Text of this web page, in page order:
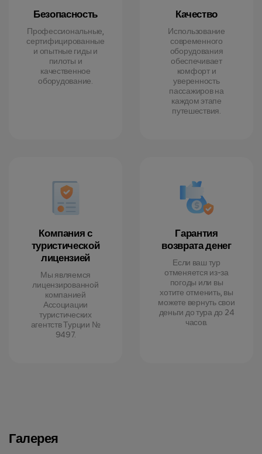
Безопасность
Профессиональные,
сертифицированные
и опытные гиды и
пилоты и
качественное
оборудование.
Качество
Использование
современного
оборудования
обеспечивает
комфорт и
уверенность
пассажиров на
каждом этапе
путешествия.
Компания с
туристической
лицензией
Мы являемся
лицензированной
компанией
Ассоциации
туристических
агентств Турции №
9497.
Гарантия
возврата денег
Если ваш тур
отменяется из-за
погоды или вы
хотите отменить, вы
можете вернуть свои
деньги до тура до 24
часов.
Галерея